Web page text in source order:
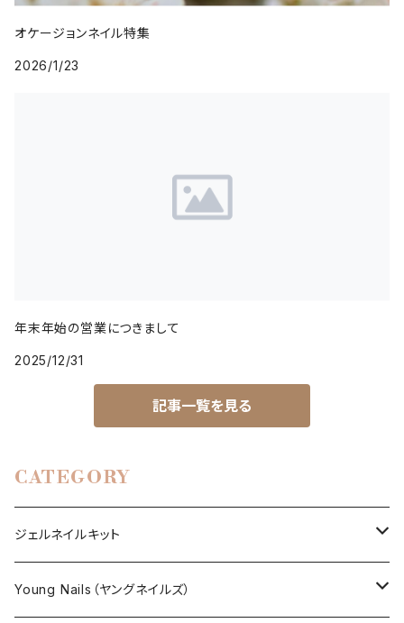
オケージョンネイル特集
2026/1/23
年末年始の営業につきまして
2025/12/31
記事一覧を見る
CATEGORY
ジェルネイルキット
選べるジェルネイルキット
Young Nails（ヤングネイルズ）